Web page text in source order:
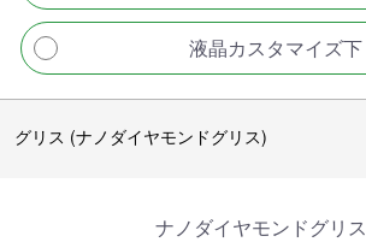
液晶カスタマイズ下
グリス (ナノダイヤモンドグリス)
ナノダイヤモンドグリス